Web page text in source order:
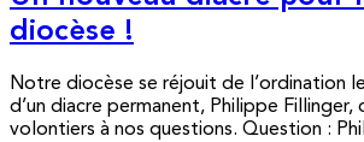
diocèse !
Notre diocèse se réjouit de l’ordination
d’un diacre permanent, Philippe Fillinger,
volontiers à nos questions. Question :